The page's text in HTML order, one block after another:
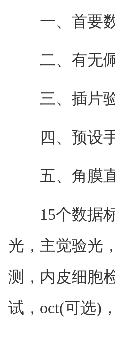
一、首要数
二、有无佩
三、插片验
四、预设手
五、角膜直
15个数据标
光，主觉验光
测，内皮细胞
试，oct(可选)